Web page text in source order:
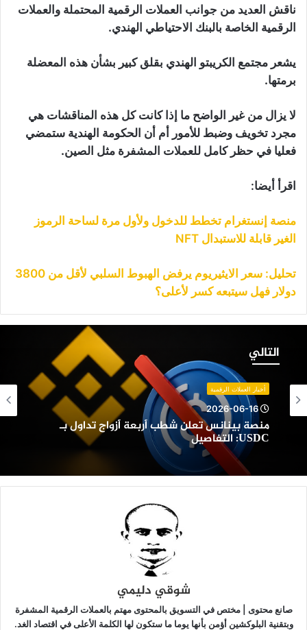
ناقش العديد من جوانب العملات الرقمية المحتملة والعملات
الرقمية الخاصة بالبنك الاحتياطي الهندي.
يشعر مجتمع الكريبتو الهندي بقلق كبير بشأن هذه المعضلة
برمتها.
لا يزال من غير الواضح ما إذا كانت كل هذه المناقشات هي
مجرد تخويف وضبط للأمور أم أن الحكومة الهندية ستمضي
فعليا في حظر كامل للعملات المشفرة مثل الصين.
اقرأ أيضا:
منصة إنستغرام تخطط للدخول ولأول مرة لساحة الرموز
الغير قابلة للاستبدال NFT
تحليل: سعر الايثيريوم يرفض الهبوط السلبي لأقل من 3800
دولار فهل سيتبعه كسر لأعلى؟
التالي
أربعة
أزواج
تداول
أخبار العملات الرقمية
2026-06-16
منصة بينانس تعلن شطب أربعة أزواج تداول بـ
USDC: التفاصيل
شوقي دليمي
صانع محتوى | مختص في التسويق بالمحتوى مهتم بالعملات الرقمية المشفرة
وبتقنية البلوكشين أؤمن بأنها يوما ما ستكون لها الكلمة الأعلى في اقتصاد الغد.